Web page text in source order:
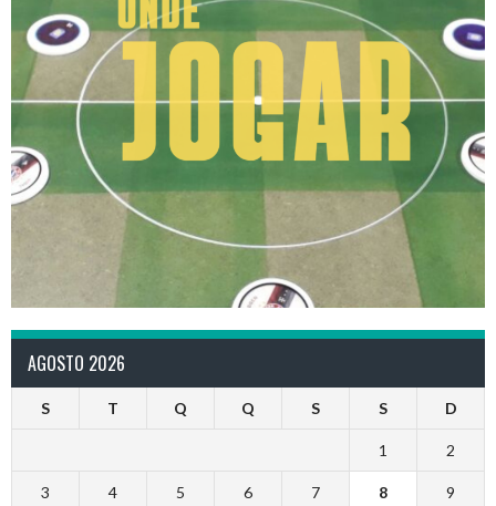
AGOSTO 2026
S T Q Q S S D
1 2
3 4 5 6 7 8 9